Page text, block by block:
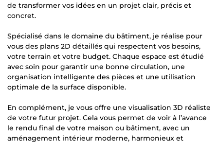
de transformer vos idées en un projet clair, précis et
concret.
Spécialisé dans le domaine du bâtiment, je réalise pour
vous des plans 2D détaillés qui respectent vos besoins,
votre terrain et votre budget. Chaque espace est étudié
avec soin pour garantir une bonne circulation, une
organisation intelligente des pièces et une utilisation
optimale de la surface disponible.
En complément, je vous offre une visualisation 3D réaliste
de votre futur projet. Cela vous permet de voir à l’avance
le rendu final de votre maison ou bâtiment, avec un
aménagement intérieur moderne, harmonieux et